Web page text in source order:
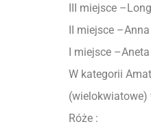
III miejsce
II miejsce
I miejsce
W kategorii
(wielokwiatowe)
Róże :